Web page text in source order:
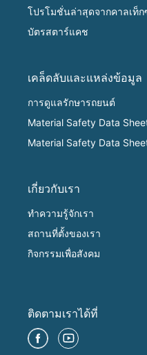
โปรโมชั่นล่าสุดจากคาลเท็ก
บัตรสตาร์แคช
เคล็ดลับและแหล่งข้อมูล
การดูแลรักษารถยนต์
Material Safety Data
Material Safety Data
เกี่ยวกับเรา
ทำความรู้จักเรา
สถานที่ตั้งของเรา
กิจกรรมเพื่อสังคม
ติดตามเราได้ที่